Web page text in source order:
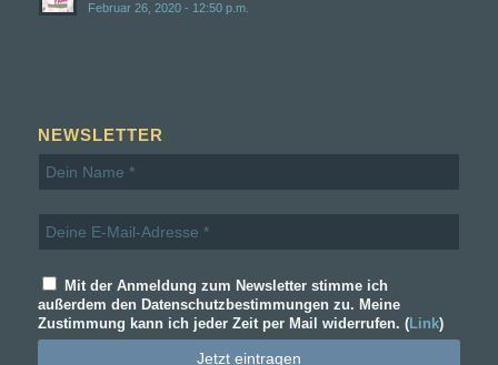
Februar 26, 2020 - 12:50 p.m.
NEWSLETTER
Mit der Anmeldung zum Newsletter stimme ich
außerdem den Datenschutzbestimmungen zu. Meine
Zustimmung kann ich jeder Zeit per Mail widerrufen. (Link)